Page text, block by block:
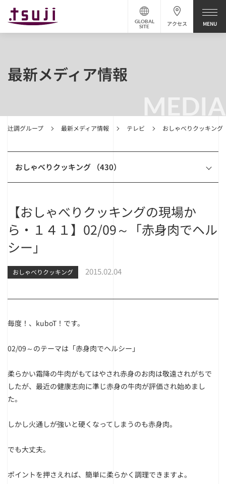
アクセス
GLOBAL
SITE
MEDIA
辻調グループ 最新メディア情報 テレビ おしゃべりクッキング
最新メディア情報
おしゃべりクッキング （430）
【おしゃべりクッキングの現場か
ら・１４１】02/09～「赤身肉でヘル
シー」
おしゃべりクッキング 2015.02.04
毎度！、kuboT！です。
02/09～のテーマは「赤身肉でヘルシー」
柔らかい霜降の牛肉がもてはやされ赤身のお肉は敬遠されがちで
したが、最近の健康志向に準じ赤身の牛肉が評価され始めまし
た。
しかし火通しが強いと硬くなってしまうのも赤身肉。
でも大丈夫。
ポイントを押さえれば、簡単に柔らかく調理できますよ。